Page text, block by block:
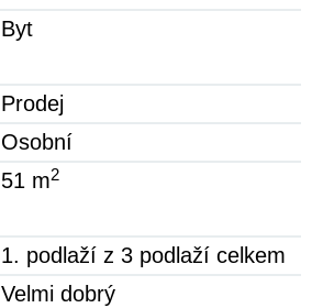
Byt
Prodej
Osobní
51 m2
1. podlaží z 3 podlaží celkem
Velmi dobrý